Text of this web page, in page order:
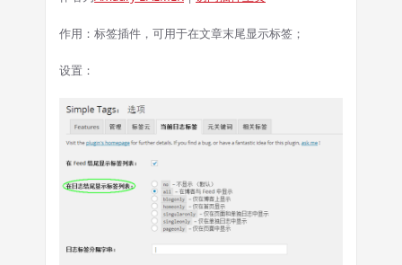
作用：标签插件，可用于在文章末尾显示标签；
设置：